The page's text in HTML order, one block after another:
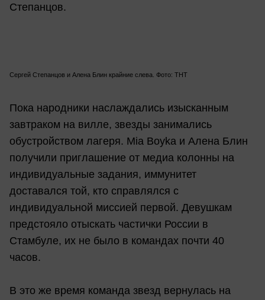
Степанцов.
Сергей Степанцов и Алена Блин крайние слева. Фото: ТНТ
Пока народники наслаждались изысканным
завтраком на вилле, звезды занимались
обустройством лагеря. Mia Boyka и Алена Блин
получили приглашение от медиа колонны на
индивидуальные задания, иммунитет
доставался той, кто справлялся с
индивидуальной миссией первой. Девушкам
предстояло отыскать частички России в
Стамбуле, их не было в командах почти 40
часов.
В это же время команда звезд вернулась на